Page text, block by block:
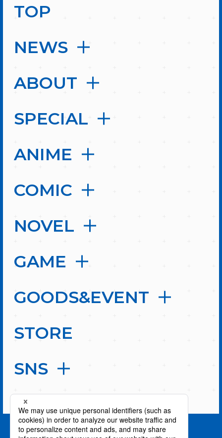
TOP
NEWS
ABOUT
SPECIAL
ANIME
COMIC
NOVEL
GAME
GOODS&EVENT
STORE
SNS